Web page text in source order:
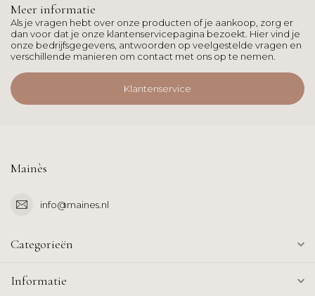
Meer informatie
Als je vragen hebt over onze producten of je aankoop, zorg er
dan voor dat je onze klantenservicepagina bezoekt. Hier vind je
onze bedrijfsgegevens, antwoorden op veelgestelde vragen en
verschillende manieren om contact met ons op te nemen.
Klantenservice
Mainès
info@maines.nl
Categorieën
Informatie